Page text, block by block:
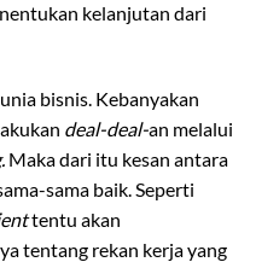
kelanjutan dari
bisnis. Kebanyakan
deal-deal-an melalui
Maka dari itu kesan antara
sama baik. Seperti
tentu akan
tentang rekan kerja yang